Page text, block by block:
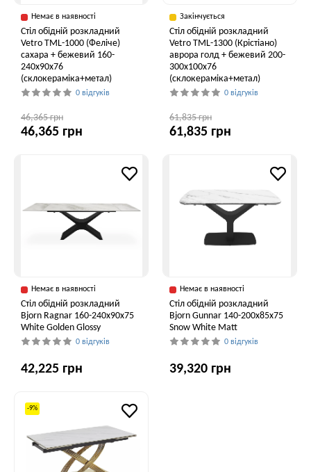
Немає в наявності
Стіл обідній розкладний
Vetro ТМL-1000 (Феліче)
сахара + бежевий 160-
240x90x76
(склокераміка+метал)
0 відгуків
46,365 грн
46,365 грн
Закінчується
Стіл обідній розкладний
Vetro TML-1300 (Крістіано)
аврора голд + бежевий 200-
300x100x76
(склокераміка+метал)
0 відгуків
61,835 грн
61,835 грн
Немає в наявності
Стіл обідній розкладний
Bjorn Ragnar 160-240х90х75
White Golden Glossy
0 відгуків
42,225 грн
Немає в наявності
Стіл обідній розкладний
Bjorn Gunnar 140-200х85х75
Snow White Matt
0 відгуків
39,320 грн
-9%